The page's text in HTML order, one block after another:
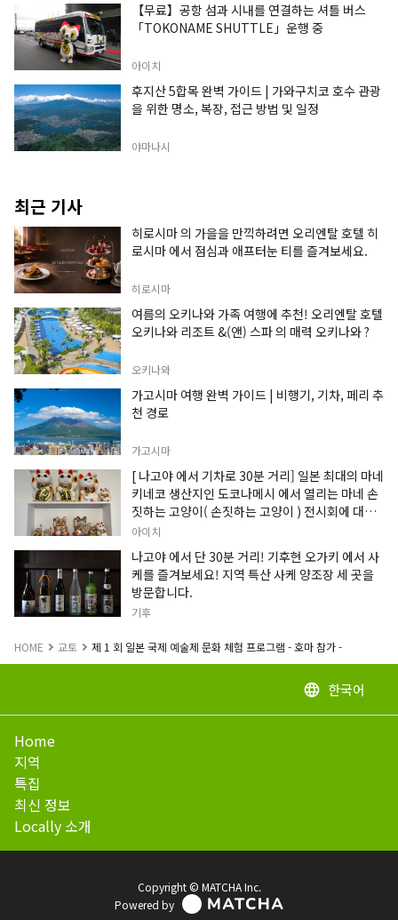
【무료】공항 섬과 시내를 연결하는 셔틀 버스
「TOKONAME SHUTTLE」운행 중
아이치
후지산 5합목 완벽 가이드 | 가와구치코 호수 관광
을 위한 명소, 복장, 접근 방법 및 일정
야마나시
최근 기사
히로시마 의 가을을 만끽하려면 오리엔탈 호텔 히
로시마 에서 점심과 애프터눈 티를 즐겨보세요.
히로시마
여름의 오키나와 가족 여행에 추천! 오리엔탈 호텔
오키나와 리조트 &(앤) 스파 의 매력 오키나와 ?
오키나와
가고시마 여행 완벽 가이드 | 비행기, 기차, 페리 추
천 경로
가고시마
[ 나고야 에서 기차로 30분 거리] 일본 최대의 마네
키네코 생산지인 도코나메시 에서 열리는 마네 손
짓하는 고양이( 손짓하는 고양이 ) 전시회에 대한
정보입니다.
아이치
나고야 에서 단 30분 거리! 기후현 오가키 에서 사
케를 즐겨보세요! 지역 특산 사케 양조장 세 곳을
방문합니다.
기후
HOME 교토 제 1 회 일본 국제 예술제 문화 체험 프로그램 - 호마 참가 -
language 한국어
Home
지역
특집
최신 정보
Locally 소개
Copyright © MATCHA Inc.
Powered by